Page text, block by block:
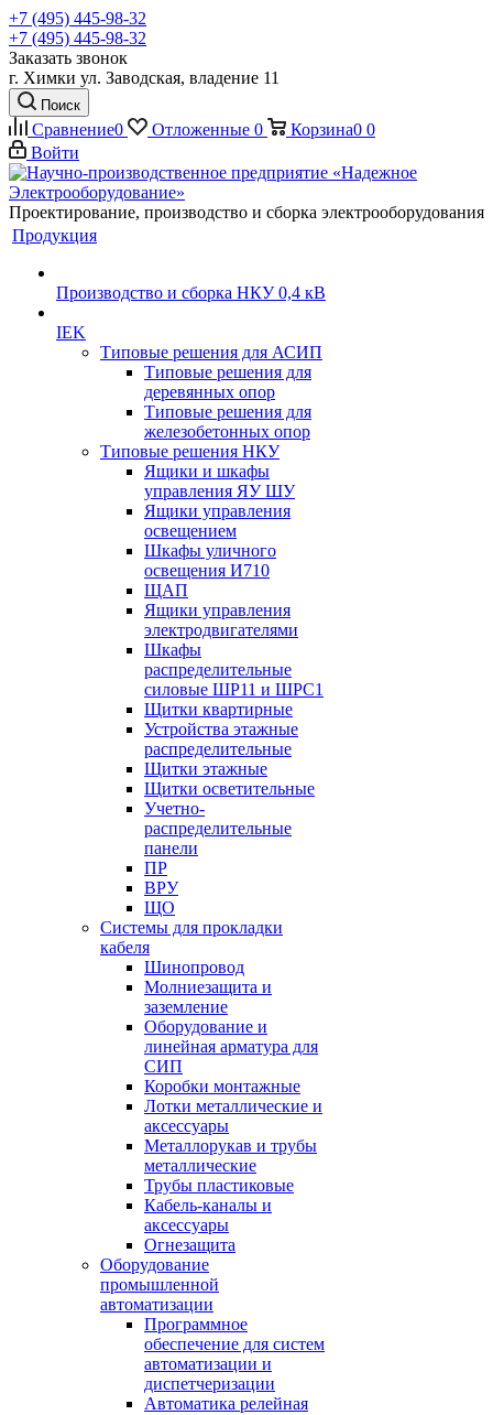
+7 (495) 445-98-32
+7 (495) 445-98-32
Заказать звонок
г. Химки ул. Заводская, владение 11
Поиск
Сравнение0 Отложенные 0 Корзина0 0
Войти
Проектирование, производство и сборка электрооборудования
Продукция
Производство и сборка НКУ 0,4 кВ
IEK
Типовые решения для АСИП
Типовые решения для
деревянных опор
Типовые решения для
железобетонных опор
Типовые решения НКУ
Ящики и шкафы
управления ЯУ ШУ
Ящики управления
освещением
Шкафы уличного
освещения И710
ЩАП
Ящики управления
электродвигателями
Шкафы
распределительные
силовые ШР11 и ШРС1
Щитки квартирные
Устройства этажные
распределительные
Щитки этажные
Щитки осветительные
Учетно-
распределительные
панели
ПР
ВРУ
ЩО
Системы для прокладки
кабеля
Шинопровод
Молниезащита и
заземление
Оборудование и
линейная арматура для
СИП
Коробки монтажные
Лотки металлические и
аксессуары
Металлорукав и трубы
металлические
Трубы пластиковые
Кабель-каналы и
аксессуары
Огнезащита
Оборудование
промышленной
автоматизации
Программное
обеспечение для систем
автоматизации и
диспетчеризации
Автоматика релейная